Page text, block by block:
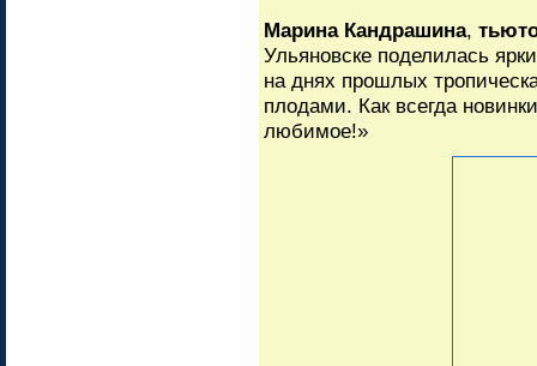
Марина Кандрашина,
Ульяновске поделилась
на днях прошлых
плодами. Как всегда
любимое!»